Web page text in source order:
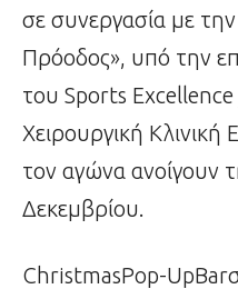
σε συνεργασία με
Πρόοδος», υπό την
του Sports
Χειρουργική
τον αγώνα ανοίγουν
Δεκεμβρίου.
ChristmasPop-